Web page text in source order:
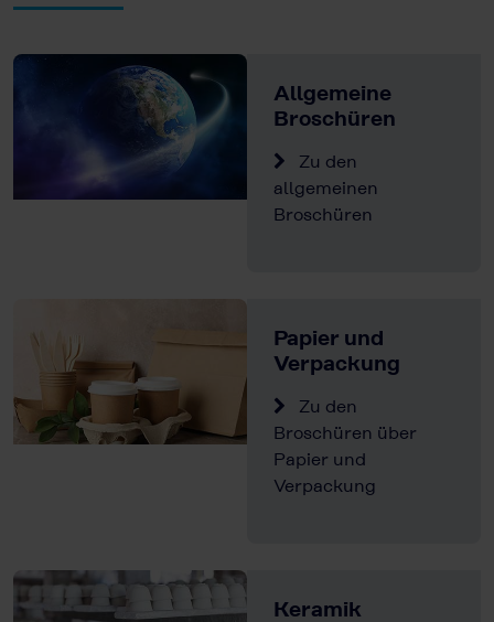
Allgemeine
Broschüren
Zu den
allgemeinen
Broschüren
Papier und
Verpackung
Zu den
Broschüren über
Papier und
Verpackung
Keramik